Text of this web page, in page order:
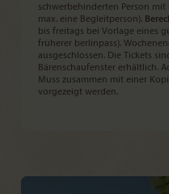
schwerbehinderten Person mit
max. eine Begleitperson).
bis freitags bei Vorlage eines
früherer berlinpass).
ausgeschlossen. Die Tickets
Bärenschaufenster erhältlich.
Muss zusammen mit einer
vorgezeigt werden.